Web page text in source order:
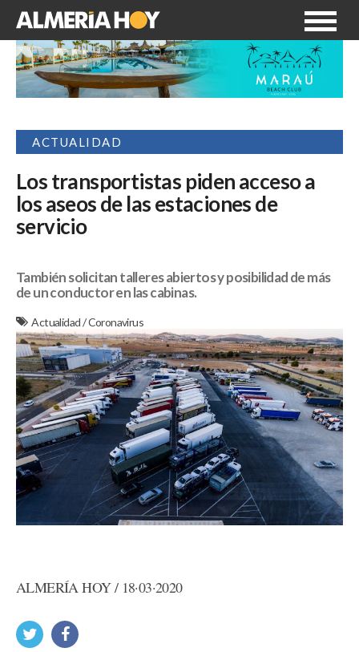
ACTUALIDAD
Los transportistas piden acceso a
los aseos de las estaciones de
servicio
También solicitan talleres abiertos y posibilidad de más
de un conductor en las cabinas.
Actualidad/Coronavirus
ALMERÍA HOY / 18·03·2020